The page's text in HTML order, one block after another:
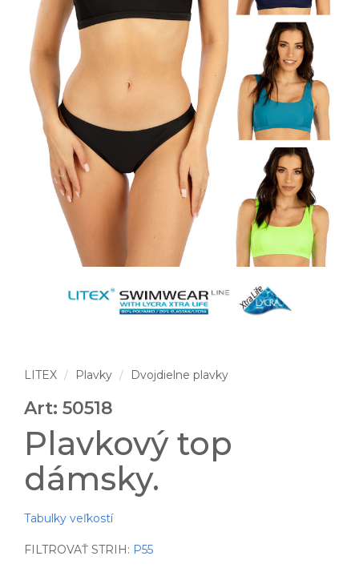
LITEX Plavky Dvojdielne plavky
Art: 50518
Plavkový top
dámsky.
Tabulky veľkostí
FILTROVAŤ STRIH: P55